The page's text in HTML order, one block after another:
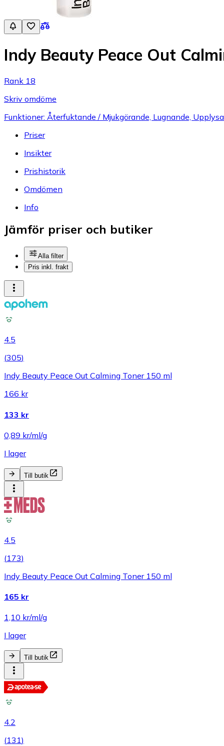
Indy Beauty Peace Out
Rank 18
Skriv omdöme
Funktioner: Återfuktande / Mjukgörande, Lugnande,
Priser
Insikter
Prishistorik
Omdömen
Info
Jämför priser och butiker
Alla filter
Pris inkl. frakt
4.5
(305)
Indy Beauty Peace Out Calming Toner 150 ml
166 kr
133 kr
0,89 kr/ml/g
I lager
Till butik
4.5
(173)
Indy Beauty Peace Out Calming Toner 150 ml
165 kr
1,10 kr/ml/g
I lager
Till butik
4.2
(131)